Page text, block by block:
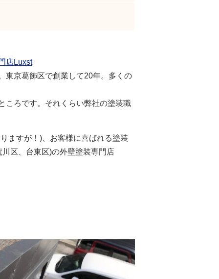
店Luxst
東京葛飾区で創業して20年。多くの
ころです。それくらい弊社の塗装職
ますが！)、お客様に喜ばれる塗装
区、台東区)の外壁塗装専門店